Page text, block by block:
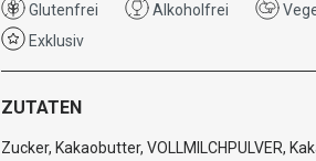
Glutenfrei Alkoholfrei
Exklusiv
ZUTATEN
Zucker, Kakaobutter, VOLLMILCHPULVER,